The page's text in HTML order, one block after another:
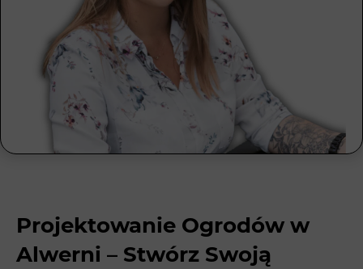
Projektowanie Ogrodów w
Alwerni – Stwórz Swoją